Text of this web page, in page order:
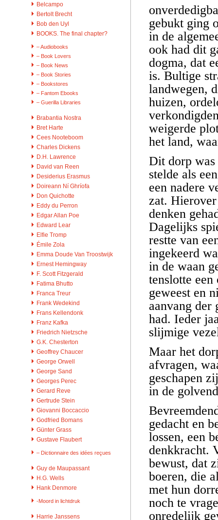
Belcampo
Bertolt Brecht
Bob den Uyl
BOOKS. The final chapter?
– Audiobooks
– Book Lovers
– Book News
– Book Stories
– Bookstores
– Fantom Ebooks
– Guerilla Libraries
Brabantia Nostra
Bret Harte
Cees Nooteboom
Charles Dickens
D.H. Lawrence
David van Reen
Desiderius Erasmus
Doireann Ní Ghríofa
Don Quichotte
Eddy du Perron
Edgar Allan Poe
Edward Lear
Elfie Tromp
Émile Zola
Emma Doude Van Troostwijk
Ernest Hemingway
F. Scott Fitzgerald
Fatima Bhutto
Franca Treur
Frank Wedekind
Frans Kellendonk
Franz Kafka
Friedrich Nietzsche
G.K. Chesterton
Geoffrey Chaucer
George Orwell
George Sand
Georges Perec
Gerard Reve
Gertrude Stein
Giovanni Boccaccio
Godfried Bomans
Günter Grass
Gustave Flaubert
– Dictionnaire des idées reçues
Guy de Maupassant
H.G. Wells
Hank Denmore
-Moord in lichtdruk
Harrie Janssens
gebukt ging
in de
ook had dit
dogma, dat
is. Bultige
landwegen,
huizen,
weigerde
het land,
Dit dorp was
stelde als
een nadere
zat.
denken
Dagelijks
restte van
ingekeerd
in de waan
tenslotte
geweest en
aanvang der
had. Ieder
slijmige
Maar het
afvragen,
geschapen
in de
gedacht en
lossen, een
denkkracht.
bewust, dat
boeren, die
met hun
noch te
onredelijk